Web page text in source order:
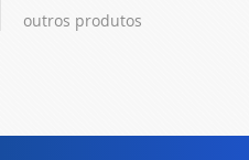
outros produtos